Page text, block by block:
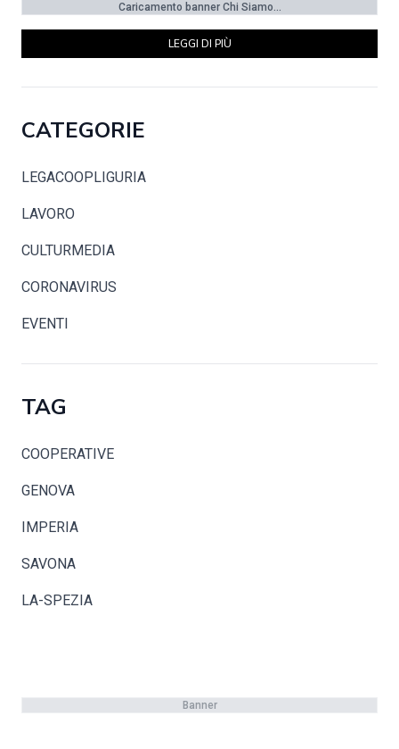
Caricamento banner Chi Siamo...
LEGGI DI PIÙ
CATEGORIE
LEGACOOPLIGURIA
LAVORO
CULTURMEDIA
CORONAVIRUS
EVENTI
TAG
COOPERATIVE
GENOVA
IMPERIA
SAVONA
LA-SPEZIA
Banner